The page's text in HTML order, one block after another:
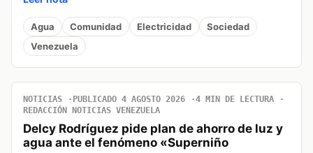
Agua Comunidad Electricidad
Sociedad
Venezuela
NOTICIAS PUBLICADO 4 AGOSTO 2026
4 MIN DE LECTURA
REDACCIÓN NOTICIAS VENEZUELA
Delcy Rodríguez pide plan de ahorro de luz y
agua ante el fenómeno «Superniño